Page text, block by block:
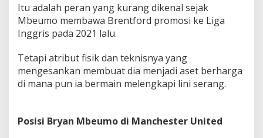
Itu adalah peran yang kurang dikenal sejak
Mbeumo membawa Brentford promosi ke Liga
Inggris pada 2021 lalu.
Tetapi atribut fisik dan teknisnya yang
mengesankan membuat dia menjadi aset berharga
di mana pun ia bermain melengkapi lini serang.
Posisi Bryan Mbeumo di Manchester United